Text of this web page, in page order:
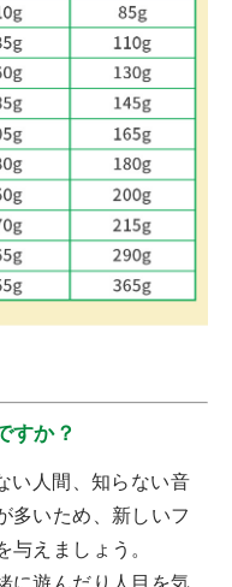
すか？
い人間、知らない音
多いため、新しいフ
与えましょう。